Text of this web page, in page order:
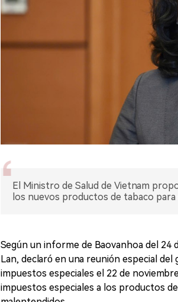
El Ministro de Salud de Vietnam
los nuevos productos de tabaco
Según un informe de Baovanhoa del 24
Lan, declaró en una reunión especial
impuestos especiales el 22 de
impuestos especiales a los productos